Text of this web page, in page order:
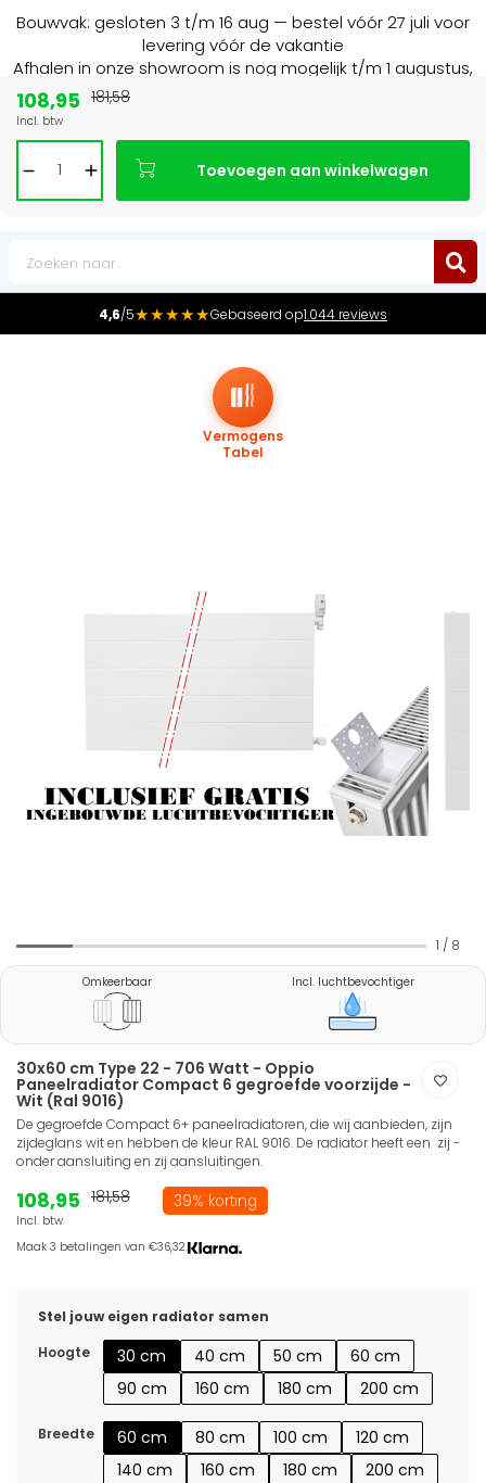
Bouwvak: gesloten 3 t/m 16 aug — bestel vóór 27 juli voor
levering vóór de vakantie
Afhalen in onze showroom is nog mogelijk t/m 1 augustus,
4,6/5★★★★★Gebaseerd op1.044 reviews
Vermogens
Tabel
1 / 8
Omkeerbaar Incl. luchtbevochtiger
30x60 cm Type 22 - 706 Watt - Oppio
Paneelradiator Compact 6 gegroefde voorzijde -
Wit (Ral 9016)
De gegroefde Compact 6+ paneelradiatoren, die wij aanbieden, zijn
zijdeglans wit en hebben de kleur RAL 9016. De radiator heeft een zij -
onder aansluiting en zij aansluitingen.
108,95
Incl. btw
181,58 39% korting
Maak 3 betalingen van €36,32.
Stel jouw eigen radiator samen
Hoogte
30 cm 40 cm 50 cm
60 cm
90 cm
160 cm 180 cm 200 cm
Breedte 60 cm 80 cm 100 cm
120 cm
140 cm
160 cm 180 cm
200 cm
108,95
Incl. btw
181,58
Toevoegen aan winkelwagen